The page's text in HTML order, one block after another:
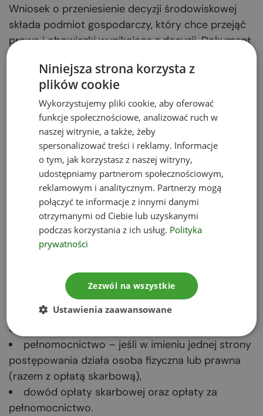
Wniosek o przeniesienie decyzji środowiskowej
składa podmiot gospodarczy, który chce przejąć
prawa i obowiązki wynikające z decyzji. Dokument
prezydenta miasta, wójta lub burmistrza. Należy
złożyć go do 6 lat od wydania ostatecznej decyzji.
Wyjątek stanowią inwestycje, które są
wykonywane etapami – w takich sytuacjach
wniosek można składać nawet do 10 lat od
wydania DUŚ.
Należy także uiścić opłatę skarbową w wysokości
105 zł – za przeniesienie decyzji o
uwarunkowaniach środowiskowych. Jeśli w imieniu
wnioskodawcy działa jego pełnomocnik, konieczne
jest także dokonanie opłaty w wysokości 17 zł.
Do wniosku należy dołączyć następujące
dokumenty:
wspomniane w poprzednim punkcie
oświadczenia obu stron postępowania;
pełnomocnictwo – jeśli w imieniu jednej strony
postępowania działa osoba fizyczna lub prawna
(razem z opłatą skarbową),
dowód opłaty skarbowej oraz opłaty za
pełnomocnictwo.
Niniejsza strona korzysta z
plików cookie
Wykorzystujemy pliki cookie, aby oferować
funkcje społecznościowe, analizować ruch w
naszej witrynie, a także, żeby
spersonalizować treści i reklamy. Informacje
o tym, jak korzystasz z naszej witryny,
udostępniamy partnerom społecznościowym,
reklamowym i analitycznym. Partnerzy mogą
połączyć te informacje z innymi danymi
otrzymanymi od Ciebie lub uzyskanymi
podczas korzystania z ich usług. Polityka
prywatności
Zezwól na wszystkie
Ustawienia zaawansowane